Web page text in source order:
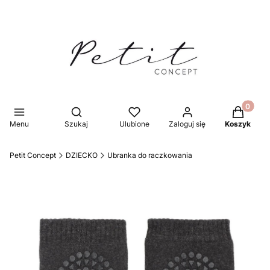
Menu
Otwórz wyszukiwarkę
Szukaj Ulubione Zaloguj się Koszyk
Petit Concept DZIECKO Ubranka do raczkowania